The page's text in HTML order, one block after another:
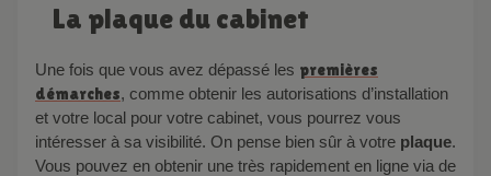
La plaque du cabinet
Une fois que vous avez dépassé les premières
démarches, comme obtenir les autorisations d’installation
et votre local pour votre cabinet, vous pourrez vous
intéresser à sa visibilité. On pense bien sûr à votre plaque.
Vous pouvez en obtenir une très rapidement en ligne via de